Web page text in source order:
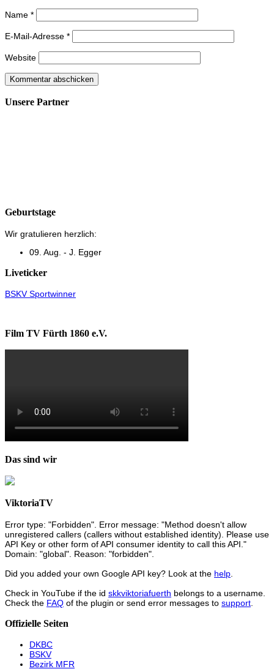
Name *
E-Mail-Adresse *
Website
Unsere Partner
Geburtstage
Wir gratulieren herzlich:
09. Aug. - J. Egger
Liveticker
BSKV Sportwinner
Film TV Fürth 1860 e.V.
Das sind wir
ViktoriaTV
Error type: "Forbidden". Error message: "Method doesn't allow
unregistered callers (callers without established identity). Please use
API Key or other form of API consumer identity to call this API."
Domain: "global". Reason: "forbidden".
Did you added your own Google API key? Look at the help
Check in YouTube if the id skkviktoriafuerth belongs to a username.
Check the FAQ of the plugin or send error messages to support
Offizielle Seiten
DKBC
BSKV
Bezirk MFR